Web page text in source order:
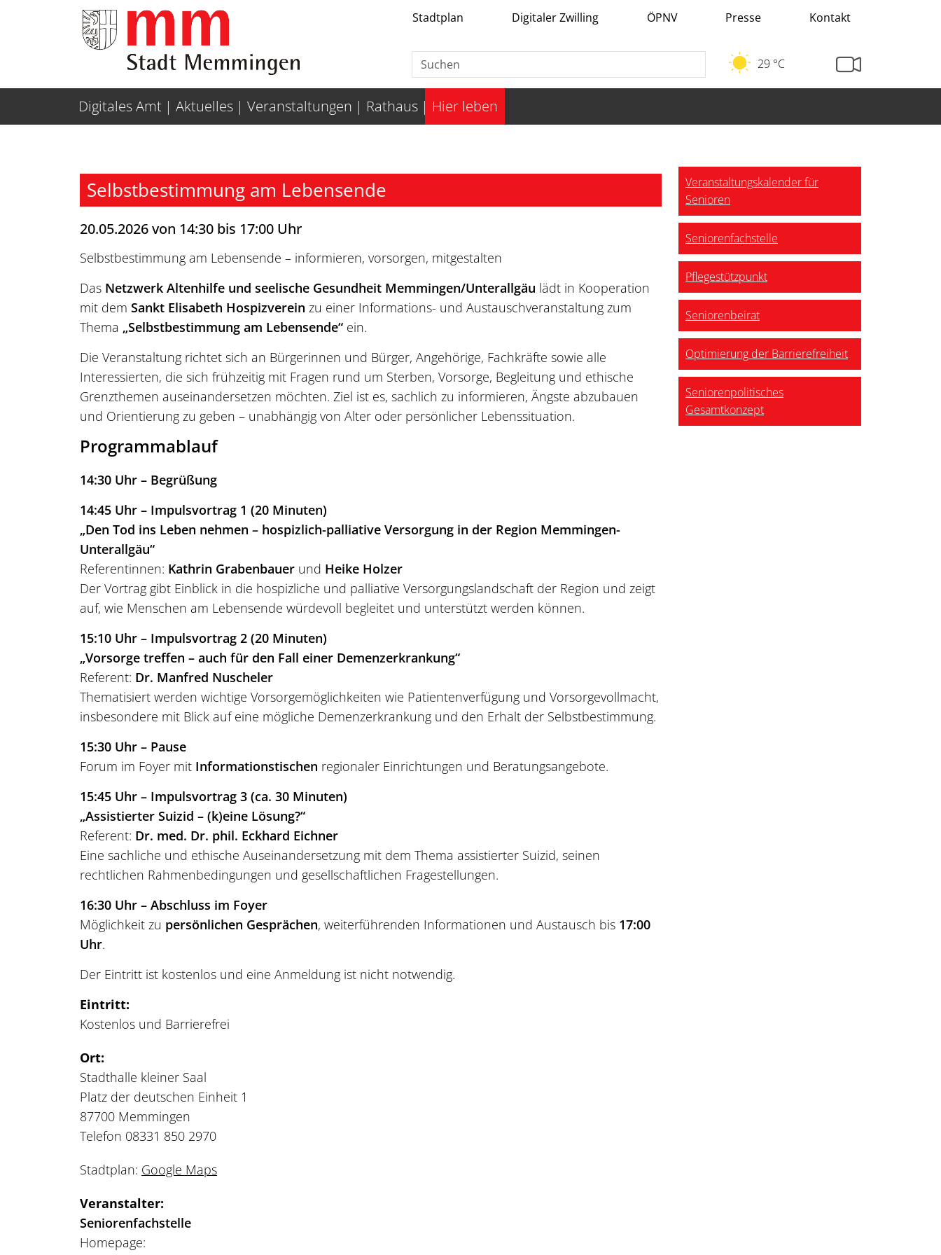
Weiter zur Navigation Weiter zum Inhalt Stadtplan Digitaler Zwilling ÖPNV Presse Kontakt
29 °C
Digitales Amt Aktuelles Veranstaltungen Rathaus Hier leben
Selbstbestimmung am Lebensende
20.05.2026 von 14:30 bis 17:00 Uhr
Selbstbestimmung am Lebensende – informieren, vorsorgen, mitgestalten
Das Netzwerk Altenhilfe und seelische Gesundheit Memmingen/Unterallgäu lädt in Kooperation
mit dem Sankt Elisabeth Hospizverein zu einer Informations- und Austauschveranstaltung zum
Thema „Selbstbestimmung am Lebensende“ ein.
Die Veranstaltung richtet sich an Bürgerinnen und Bürger, Angehörige, Fachkräfte sowie alle
Interessierten, die sich frühzeitig mit Fragen rund um Sterben, Vorsorge, Begleitung und ethische
Grenzthemen auseinandersetzen möchten. Ziel ist es, sachlich zu informieren, Ängste abzubauen
und Orientierung zu geben – unabhängig von Alter oder persönlicher Lebenssituation.
Programmablauf
14:30 Uhr – Begrüßung
14:45 Uhr – Impulsvortrag 1 (20 Minuten)
„Den Tod ins Leben nehmen – hospizlich-palliative Versorgung in der Region Memmingen-
Unterallgäu“
Referentinnen: Kathrin Grabenbauer und Heike Holzer
Der Vortrag gibt Einblick in die hospizliche und palliative Versorgungslandschaft der Region und zeigt
auf, wie Menschen am Lebensende würdevoll begleitet und unterstützt werden können.
15:10 Uhr – Impulsvortrag 2 (20 Minuten)
„Vorsorge treffen – auch für den Fall einer Demenzerkrankung“
Referent: Dr. Manfred Nuscheler
Thematisiert werden wichtige Vorsorgemöglichkeiten wie Patientenverfügung und Vorsorgevollmacht,
insbesondere mit Blick auf eine mögliche Demenzerkrankung und den Erhalt der Selbstbestimmung.
15:30 Uhr – Pause
Forum im Foyer mit Informationstischen regionaler Einrichtungen und Beratungsangebote.
15:45 Uhr – Impulsvortrag 3 (ca. 30 Minuten)
„Assistierter Suizid – (k)eine Lösung?“
Referent: Dr. med. Dr. phil. Eckhard Eichner
Eine sachliche und ethische Auseinandersetzung mit dem Thema assistierter Suizid, seinen
rechtlichen Rahmenbedingungen und gesellschaftlichen Fragestellungen.
16:30 Uhr – Abschluss im Foyer
Möglichkeit zu persönlichen Gesprächen, weiterführenden Informationen und Austausch bis 17:00
Uhr.
Der Eintritt ist kostenlos und eine Anmeldung ist nicht notwendig.
Eintritt:
Kostenlos und Barrierefrei
Ort:
Stadthalle kleiner Saal
Platz der deutschen Einheit 1
87700 Memmingen
Telefon 08331 850 2970
Stadtplan: Google Maps
Veranstalter:
Seniorenfachstelle
Homepage:
Veranstaltungskalender für
Senioren
Seniorenfachstelle
Pflegestützpunkt
Seniorenbeirat
Optimierung der Barrierefreiheit
Seniorenpolitisches
Gesamtkonzept